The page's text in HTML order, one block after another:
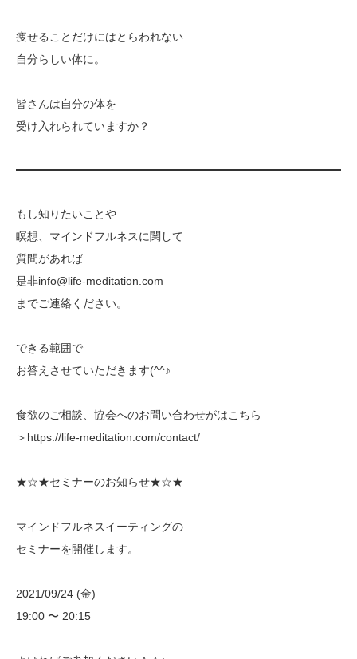
痩せることだけにはとらわれない
自分らしい体に。
皆さんは自分の体を
受け入れられていますか？
もし知りたいことや
瞑想、マインドフルネスに関して
質問があれば
是非info@life-meditation.com
までご連絡ください。
できる範囲で
お答えさせていただきます(^^♪
食欲のご相談、協会へのお問い合わせがはこちら
＞https://life-meditation.com/contact/
★☆★セミナーのお知らせ★☆★
マインドフルネスイーティングの
セミナーを開催します。
2021/09/24 (金)
19:00 〜 20:15